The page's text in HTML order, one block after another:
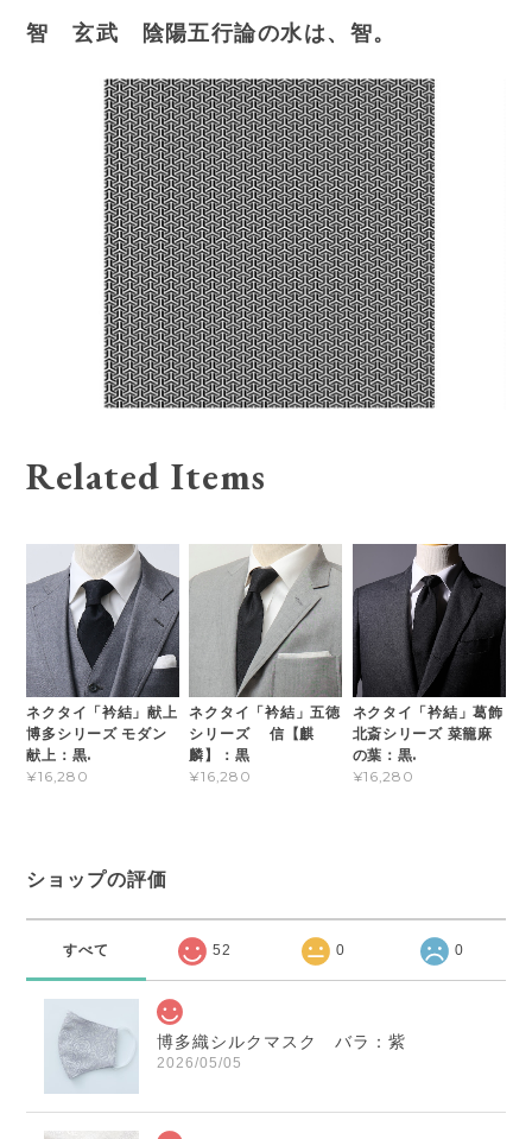
智 玄武 陰陽五行論の水は、智。
Related Items
ネクタイ「衿結」献上
博多シリーズ モダン
献上：黒.
¥16,280
ネクタイ「衿結」五徳
シリーズ 信【麒
麟】：黒
¥16,280
ネクタイ「衿結」葛飾
北斎シリーズ 菜籠麻
の葉：黒.
¥16,280
ショップの評価
すべて 52 0 0
博多織シルクマスク バラ：紫
2026/05/05